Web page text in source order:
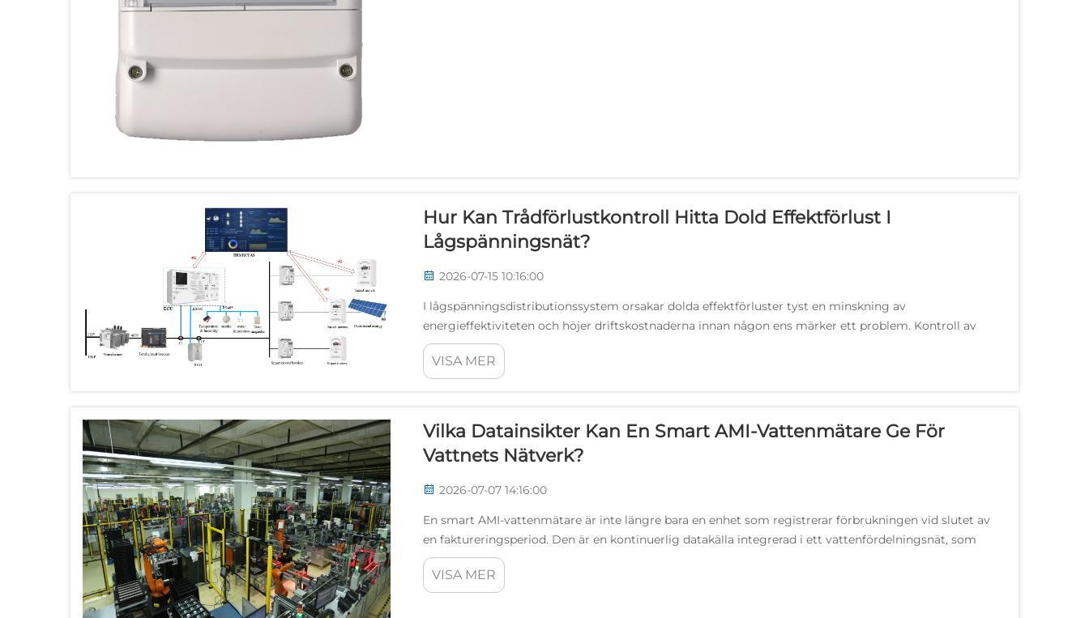
Hur Kan Trådförlustkontroll Hitta Dold Effektförlust I
Lågspänningsnät?
2026-07-15 10:16:00
I lågspänningsdistributionssystem orsakar dolda effektförluster tyst en minskning av
energieffektiviteten och höjer driftskostnaderna innan någon ens märker ett problem. Kontroll av
ledningsförluster är den systematiska metoden som hjälper ingenjörer och anläggningschefer att
upptäcka...
VISA MER
Vilka Datainsikter Kan En Smart AMI-Vattenmätare Ge För
Vattnets Nätverk?
2026-07-07 14:16:00
En smart AMI-vattenmätare är inte längre bara en enhet som registrerar förbrukningen vid slutet av
en faktureringsperiod. Den är en kontinuerlig datakälla integrerad i ett vattenfördelningsnät, som
genererar strukturerad, tidsstämplad information som vattenverksoperatörer kan använda...
VISA MER